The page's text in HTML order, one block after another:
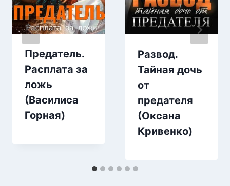
Предатель.
Расплата за
ложь
(Василиса
Горная)
Развод.
Тайная дочь
от
предателя
(Оксана
Кривенко)